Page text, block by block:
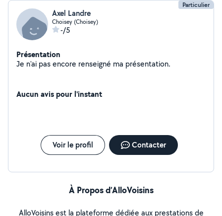
Particulier
Axel Landre
Choisey (Choisey)
-/5
Présentation
Je n'ai pas encore renseigné ma présentation.
Aucun avis pour l'instant
Voir le profil Contacter
À Propos d’AlloVoisins
AlloVoisins est la plateforme dédiée aux prestations de